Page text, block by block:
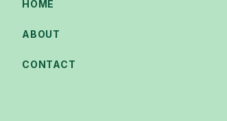
HOME
ABOUT
CONTACT